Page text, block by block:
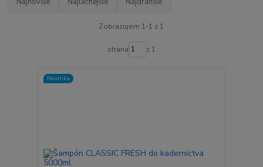
Zobrazujem 1-1 z 1
strana z 1
Novinka